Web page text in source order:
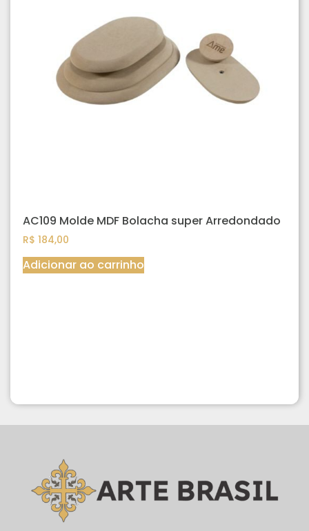
AC109 Molde MDF Bolacha super Arredondado
R$ 184,00
Adicionar ao carrinho